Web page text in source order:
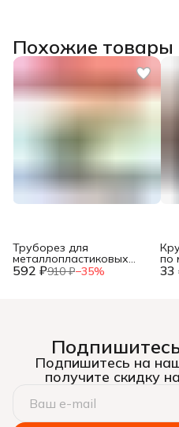
Похожие товары
592 ₽910 ₽−35%
Труборез для
металлопластиковых
труб, до 42мм, (шт.) 33
по
Подпишитесь на
получите скидку